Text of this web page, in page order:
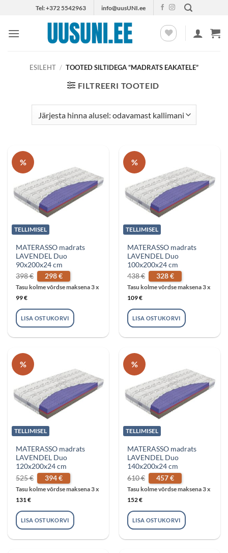
content
Tel: +372 5542963 info@uusUNI.ee
ESILEHT / TOOTED SILTIDEGA “MADRATS EAKATELE”
FILTREERI TOOTEID
%
TELLIMISEL
MATERASSO madrats
LAVENDEL Duo
90x200x24 cm
398€ Algne
hind
oli:
298€
Praegune
hind
on:
Tasu kolme võrdse maksena 3 x
99€
LISA OSTUKORVI
%
TELLIMISEL
MATERASSO madrats
LAVENDEL Duo
100x200x24 cm
438€ Algne
hind
oli:
328€
Praegune
hind
on:
Tasu kolme võrdse maksena 3 x
109€
LISA OSTUKORVI
%
TELLIMISEL
MATERASSO madrats
LAVENDEL Duo
120x200x24 cm
525€ Algne
hind
oli:
394€
Praegune
hind
on:
Tasu kolme võrdse maksena 3 x
131€
LISA OSTUKORVI
%
TELLIMISEL
MATERASSO madrats
LAVENDEL Duo
140x200x24 cm
610€ Algne
hind
oli:
457€
Praegune
hind
on:
Tasu kolme võrdse maksena 3 x
152€
LISA OSTUKORVI